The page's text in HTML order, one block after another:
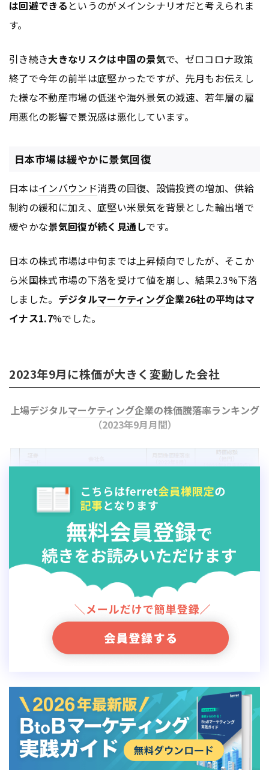
は回避できる というのがメインシナリオだと考えられま
す。
引き続き大きなリスクは中国の景気で、ゼロコロナ政策
終了で今年の前半は底堅かったですが、先月もお伝えし
た様な不動産市場の低迷や海外景気の減速、若年層の雇
用悪化の影響で景況感は悪化しています。
日本市場は緩やかに景気回復
日本はインバウンド消費の回復、設備投資の増加、供給
制約の緩和に加え、底堅い米景気を背景とした輸出増で
緩やかな景気回復が続く見通しです。
日本の株式市場は中旬までは上昇傾向でしたが、そこか
ら米国株式市場の下落を受けて値を崩し、結果2.3%下落
しました。 デジタルマーケティング企業26社の平均はマ
イナス1.7%でした。
2023年9月に株価が大きく変動した会社
上場デジタルマーケティング企業の株価騰落率ランキング
（2023年9月月間）
株価上昇率第1位：Speee（+29.87%）
同社は市場分析情報とデジタル技術を活用した マーケテ
ィング事業やDX事業を展開しています。